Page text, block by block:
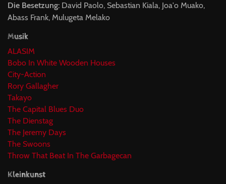
Die Besetzung: David Paolo, Sebastian Kiala, Joa'o Muako,
Abass Frank, Mulugeta Melako
Musik
ALASIM
Bobo In White Wooden Houses
City-Action
Rory Gallagher
Takayo
The Capital Blues Duo
The Dienstag
The Jeremy Days
The Swoons
Throw That Beat In The Garbagecan
Kleinkunst